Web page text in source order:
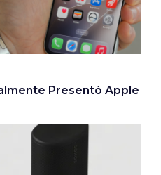
Presentó Apple